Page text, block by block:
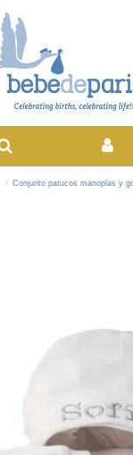
Conjunto patucos manoplas y